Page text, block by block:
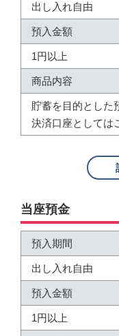
出し入れ自由
預入金額
1円以上
商品内容
貯蓄を目的とした
決済口座としては
当座預金
預入期間
出し入れ自由
預入金額
1円以上